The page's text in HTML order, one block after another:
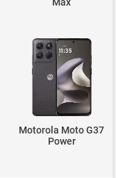
Motorola Moto G37
Power